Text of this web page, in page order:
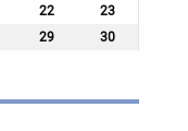
22
23
29
30